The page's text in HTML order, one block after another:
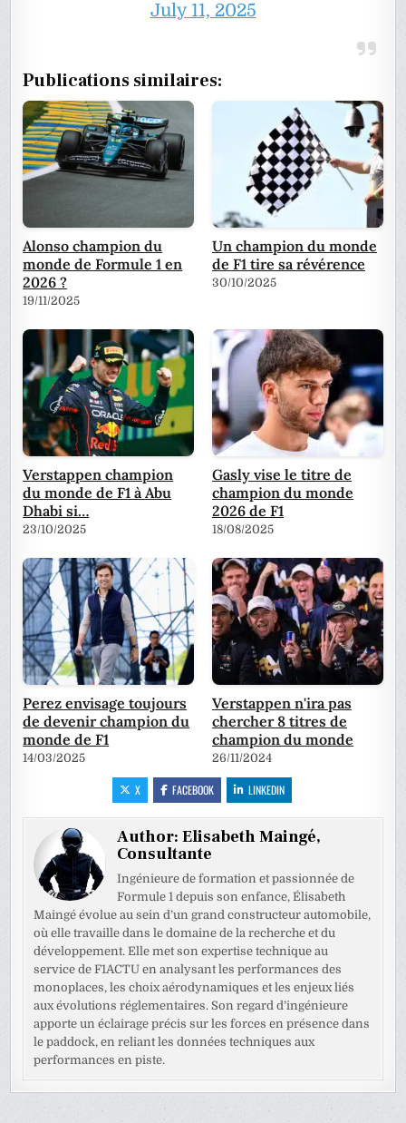
July 11, 2025
Publications similaires:
Alonso champion du
monde de Formule 1 en
2026 ?
19/11/2025
Un champion du monde
de F1 tire sa révérence
30/10/2025
Verstappen champion
du monde de F1 à Abu
Dhabi si…
23/10/2025
Gasly vise le titre de
champion du monde
2026 de F1
18/08/2025
Perez envisage toujours
de devenir champion du
monde de F1
14/03/2025
Verstappen n'ira pas
chercher 8 titres de
champion du monde
26/11/2024
X FACEBOOK LINKEDIN
Author:Elisabeth Maingé,
Consultante
Ingénieure de formation et passionnée de
Formule 1 depuis son enfance, Élisabeth
Maingé évolue au sein d’un grand constructeur automobile,
où elle travaille dans le domaine de la recherche et du
développement. Elle met son expertise technique au
service de F1ACTU en analysant les performances des
monoplaces, les choix aérodynamiques et les enjeux liés
aux évolutions réglementaires. Son regard d’ingénieure
apporte un éclairage précis sur les forces en présence dans
le paddock, en reliant les données techniques aux
performances en piste.